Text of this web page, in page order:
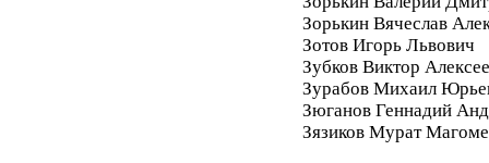
Зорькин Вячеслав
Зотов Игорь Львович
Зубков Виктор
Зурабов Михаил
Зюганов Геннадий
Зязиков Мурат